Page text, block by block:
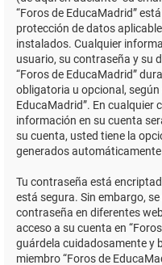
“Foros de EducaMadrid”
protección de datos
instalados. Cualquier
usuario, su contraseña y su
“Foros de EducaMadrid”
obligatoria u opcional, según
EducaMadrid”. En cualquier
información en su cuenta
su cuenta, usted tiene la
generados
Tu contraseña está
está segura. Sin embargo,
contraseña en diferentes
acceso a su cuenta en
guárdela cuidadosamente y
miembro “Foros de